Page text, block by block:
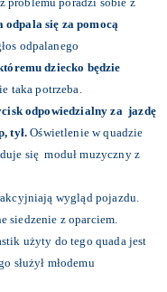
odpala się za pomocą
odpalanego
dziecko będzie
taka potrzeba.
odpowiedzialny za jazdę
tył. Oświetlenie w quadzie
się moduł muzyczny z
wygląd pojazdu.
siedzenie z oparciem.
użyty do tego quada jest
służył młodemu